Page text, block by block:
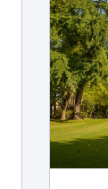
Albisteak
Abisuak
Kultur